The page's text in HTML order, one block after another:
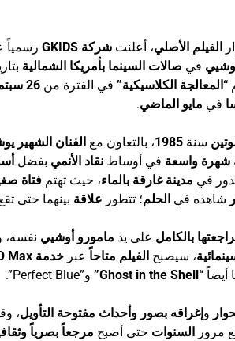
الفيلم الأصلي، أعلنت شركة GKIDS
في صالات السينما بأمريكا الشمالية
“المعالجة الكلاسيكية” في الفترة من 26 سبتمبر إلى 13 أكتوبر
في مايو الماضي.
سنة 1985، بالتعاون مع الفنان الشهير
شهرة واسعة في أوساط نقاد الأنمي بفضل
في مدينة غارقة بالماء، حيث تهتم فتاة
شاهده في الحلم؛ تتطور علاقة بينهما حتى
بالكامل على يد مامورو أوشيي نفسه،
، سيصبح الفيلم متاحاً عبر خدمة HBO Max
أيضاً “Ghost in the Shell” و”Perfect Blue”.
وإغراقه بصور وأحداث مفتوحة التأويل،
مرور السنوات حتى أصبح مرجعاً بصرياً